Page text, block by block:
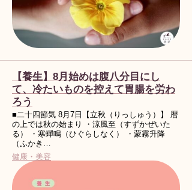
【養生】8月始めは腹八分目にし
て、冷たいものを控えて胃腸を労わ
ろう
■二十四節気 8月7日【立秋（りっしゅう）】 暦
の上では秋の始まり ・涼風至（すずかぜいた
る） ・寒蟬鳴（ひぐらしなく） ・蒙霧升降
（ふかき…
健康・美容